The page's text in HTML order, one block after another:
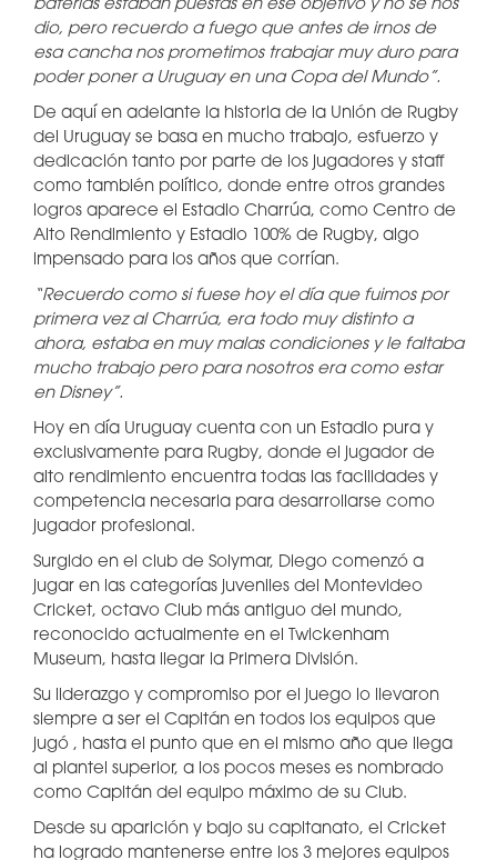
baterías estaban puestas en ese objetivo y no se nos
dio, pero recuerdo a fuego que antes de irnos de
esa cancha nos prometimos trabajar muy duro para
poder poner a Uruguay en una Copa del Mundo”.
De aquí en adelante la historia de la Unión de Rugby
del Uruguay se basa en mucho trabajo, esfuerzo y
dedicación tanto por parte de los jugadores y staff
como también político, donde entre otros grandes
logros aparece el Estadio Charrúa, como Centro de
Alto Rendimiento y Estadio 100% de Rugby, algo
impensado para los años que corrían.
“Recuerdo como si fuese hoy el día que fuimos por
primera vez al Charrúa, era todo muy distinto a
ahora, estaba en muy malas condiciones y le faltaba
mucho trabajo pero para nosotros era como estar
en Disney”.
Hoy en día Uruguay cuenta con un Estadio pura y
exclusivamente para Rugby, donde el jugador de
alto rendimiento encuentra todas las facilidades y
competencia necesaria para desarrollarse como
jugador profesional.
Surgido en el club de Solymar, Diego comenzó a
jugar en las categorías juveniles del Montevideo
Cricket, octavo Club más antiguo del mundo,
reconocido actualmente en el Twickenham
Museum, hasta llegar la Primera División.
Su liderazgo y compromiso por el juego lo llevaron
siempre a ser el Capitán en todos los equipos que
jugó , hasta el punto que en el mismo año que llega
al plantel superior, a los pocos meses es nombrado
como Capitán del equipo máximo de su Club.
Desde su aparición y bajo su capitanato, el Cricket
ha logrado mantenerse entre los 3 mejores equipos